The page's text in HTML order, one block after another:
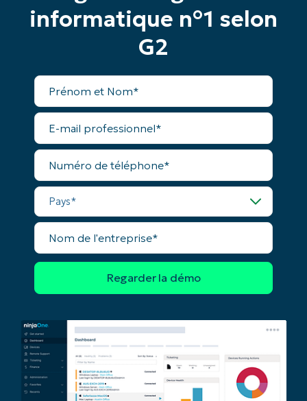
informatique n°1 selon
G2
Prénom
Nom*
E-
mail
professionnel*
Numéro
téléphone*
Pays*
Nom
l'entreprise*
Commencez votre essai de 14 jours
Pas de carte de crédit requise, accès complet à
Prénom
Business
email*
Phone
Pays
Company
name*